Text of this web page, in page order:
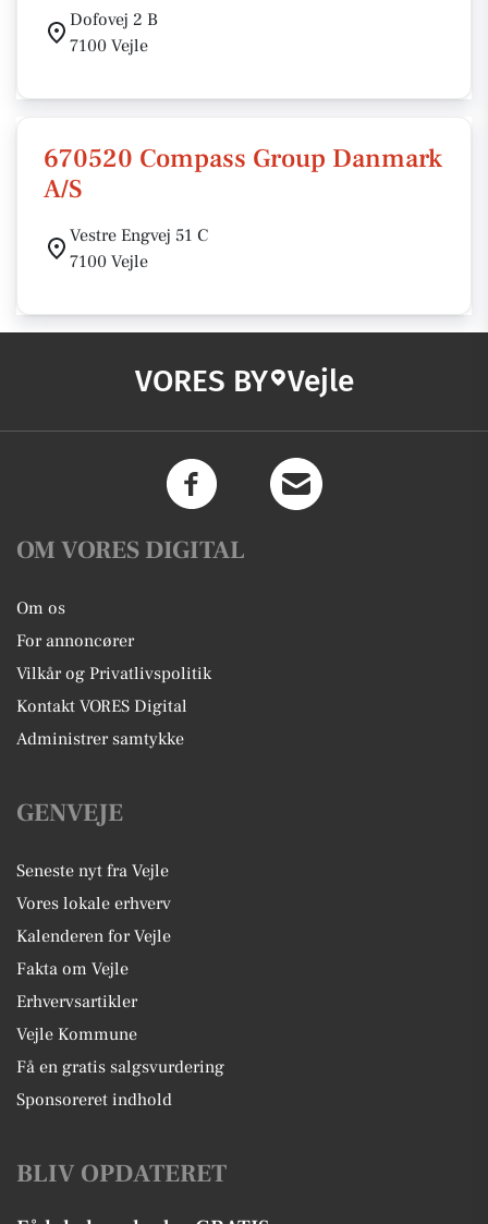
Dofovej 2 B
7100 Vejle
670520 Compass Group Danmark
A/S
Vestre Engvej 51 C
7100 Vejle
VORES BY Vejle
OM VORES DIGITAL
Om os
For annoncører
Vilkår og Privatlivspolitik
Kontakt VORES Digital
Administrer samtykke
GENVEJE
Seneste nyt fra Vejle
Vores lokale erhverv
Kalenderen for Vejle
Fakta om Vejle
Erhvervsartikler
Vejle Kommune
Få en gratis salgsvurdering
Sponsoreret indhold
BLIV OPDATERET